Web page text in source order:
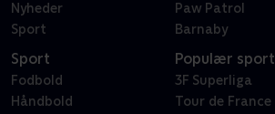
Nyheder
Sport
Paw Patrol
Barnaby
Sport
Fodbold
Håndbold
Populær sport
3F Superliga
Tour de France